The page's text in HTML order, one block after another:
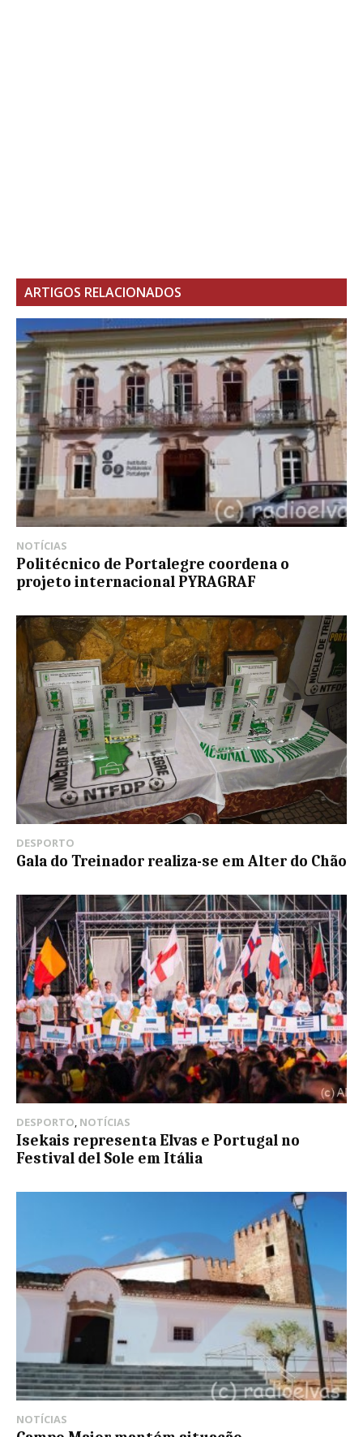
ARTIGOS RELACIONADOS
NOTÍCIAS
Politécnico de Portalegre coordena o
projeto internacional PYRAGRAF
DESPORTO
Gala do Treinador realiza-se em Alter do Chão
DESPORTO, NOTÍCIAS
Isekais representa Elvas e Portugal no
Festival del Sole em Itália
NOTÍCIAS